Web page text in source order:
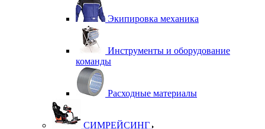
Экипировка механика
Инструменты и оборудование
команды
Расходные материалы
СИМРЕЙСИНГ